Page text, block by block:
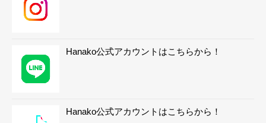
Hanako公式アカウントはこちらから！
Hanako公式アカウントはこちらから！